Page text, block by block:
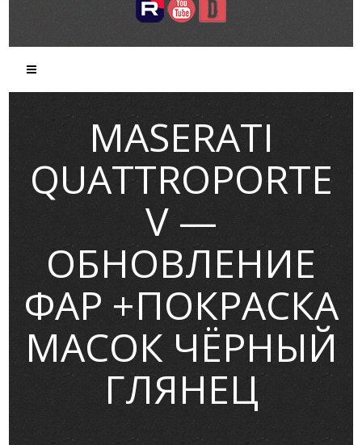
MASERATI
QUATTROPORTE
V —
ОБНОВЛЕНИЕ
ФАР +ПОКРАСКА
МАСОК ЧЁРНЫЙ
ГЛЯНЕЦ